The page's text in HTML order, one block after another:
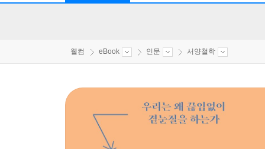
웰컴 eBook 인문 서양철학